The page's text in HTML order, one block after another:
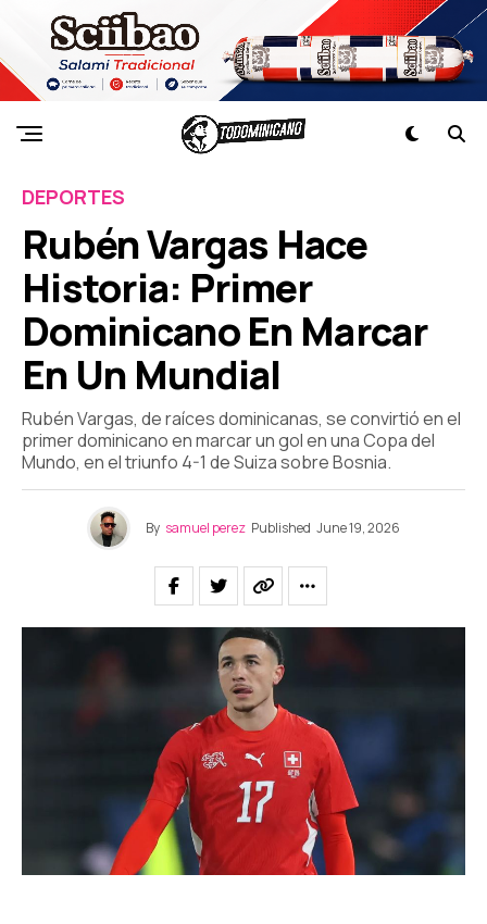
DEPORTES
Rubén Vargas Hace
Historia: Primer
Dominicano En Marcar
En Un Mundial
Rubén Vargas, de raíces dominicanas, se convirtió en el
primer dominicano en marcar un gol en una Copa del
Mundo, en el triunfo 4-1 de Suiza sobre Bosnia.
By samuel perez Published June 19, 2026